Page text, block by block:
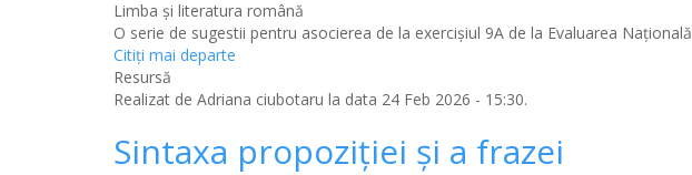
Limba şi literatura română
O serie de sugestii pentru asocierea de la exercişiul 9A de la Evaluarea Naţională
Citiţi mai departe
Resursă
Realizat de Adriana ciubotaru la data 24 Feb 2026 - 15:30.
Sintaxa propoziţiei şi a frazei